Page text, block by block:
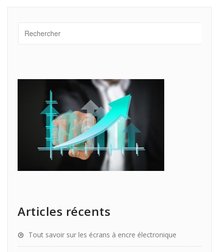
Articles récents
Tout savoir sur les écrans à encre électronique